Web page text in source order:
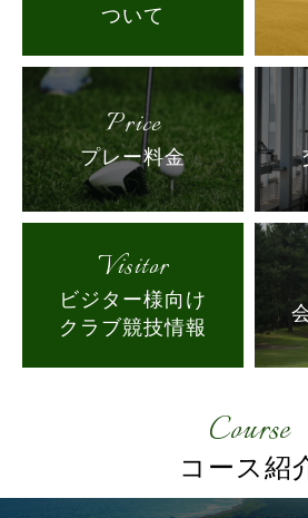
ついて
Price
プレー料金
Visitor
ビジター様向け
クラブ競技情報
Course
コース紹